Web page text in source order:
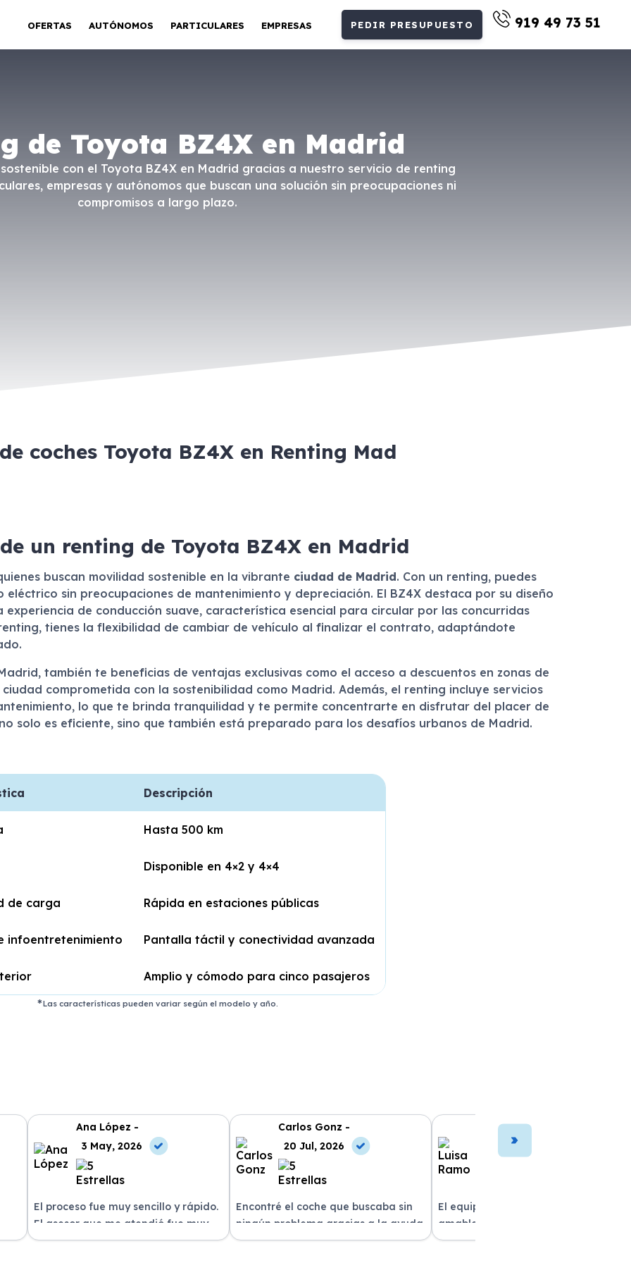
OFERTAS AUTÓNOMOS PARTICULARES EMPRESAS PEDIR PRESUPUESTO 919 49 73 51
de Toyota BZ4X en Madrid
con el Toyota BZ4X en Madrid gracias a nuestro servicio de renting
empresas y autónomos que buscan una solución sin preocupaciones ni
compromisos a largo plazo.
coches Toyota BZ4X en Renting Mad
un renting de Toyota BZ4X en Madrid
buscan movilidad sostenible en la vibrante ciudad de Madrid. Con un renting, puedes
sin preocupaciones de mantenimiento y depreciación. El BZ4X destaca por su diseño
de conducción suave, característica esencial para circular por las concurridas
tienes la flexibilidad de cambiar de vehículo al finalizar el contrato, adaptándote
también te beneficias de ventajas exclusivas como el acceso a descuentos en zonas de
comprometida con la sostenibilidad como Madrid. Además, el renting incluye servicios
lo que te brinda tranquilidad y te permite concentrarte en disfrutar del placer de
solo es eficiente, sino que también está preparado para los desafíos urbanos de Madrid.
Descripción
Hasta 500 km
Disponible en 4×2 y 4×4
de carga Rápida en estaciones públicas
infoentretenimiento Pantalla táctil y conectividad avanzada
Amplio y cómodo para cinco pasajeros
Las características pueden variar según el modelo y año.
Ana López -
3 May, 2026
El proceso fue muy sencillo y rápido.
El asesor que me atendió fue muy
amable y me explicó todo con
Carlos Gonz -
20 Jul, 2026
Encontré el coche que buscaba sin
ningún problema gracias a la ayuda
del equipo. La atención al cliente fue
Luisa Ramo -
10 Jul, 2026
El equipo fue muy profesional y
amable durante todo el proceso. La
entrega del vehículo fue rapidísima